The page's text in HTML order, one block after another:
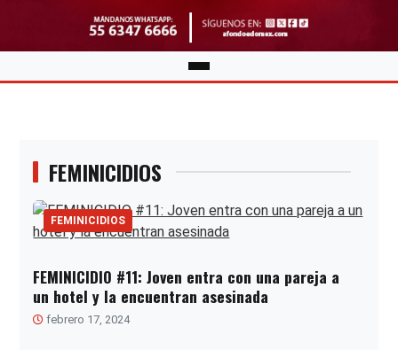
FEMINICIDIOS
FEMINICIDIOS
FEMINICIDIO #11: Joven entra con una pareja a
un hotel y la encuentran asesinada
febrero 17, 2024